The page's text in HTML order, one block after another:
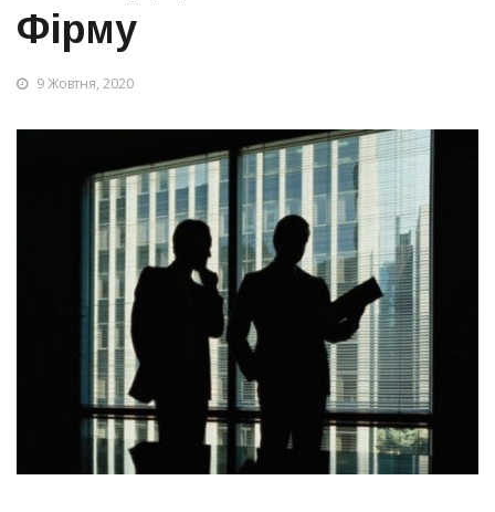
Фірму
9 Жовтня, 2020